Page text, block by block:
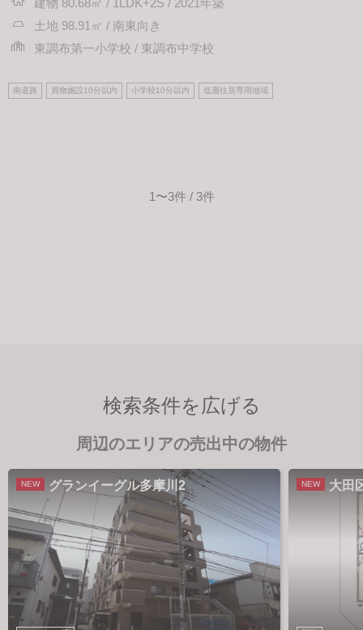
建物 80.68㎡ / 1LDK+2S / 2021年築
土地 98.91㎡ / 南東向き
東調布第一小学校 / 東調布中学校
南道路 買物施設10分以内 小学校10分以内 低層住居専用地域
1〜3件 / 3件
検索条件を広げる
周辺のエリアの売出中の物件
NEW グランイーグル多摩川2 NEW 大田